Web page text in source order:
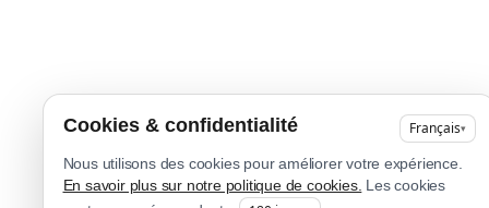
Cookies & confidentialité Français▾
Nous utilisons des cookies pour améliorer votre expérience.
En savoir plus sur notre politique de cookies. Les cookies